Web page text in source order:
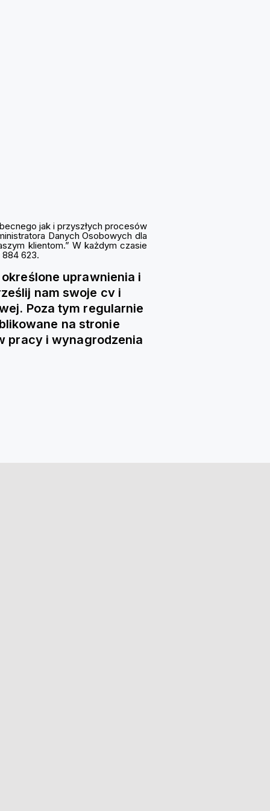
jak i przyszłych procesów
Danych Osobowych dla
klientom.” W każdym czasie
623.
uprawnienia i
nam swoje cv i
Poza tym regularnie
na stronie
pracy i wynagrodzenia